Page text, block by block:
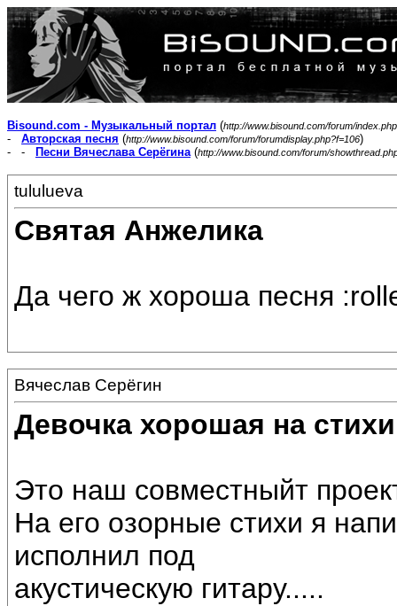
Bisound.com - Музыкальный портал (http://www.bisound.com/forum/index.php
- Авторская песня (http://www.bisound.com/forum/forumdisplay.php?f=106)
- -
Песни Вячеслава Серёгина(http://www.bisound.com/forum/
tululueva
Святая Анжелика
Да чего ж хороша песня
Вячеслав Серёгин
Девочка хорошая на
Это наш совместныйт
На его озорные стихи я
исполнил под
акустическую гитару.....